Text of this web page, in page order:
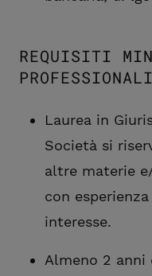
REQUISITI
Laurea in
Società si
altre materie
con
interesse.
Almeno 2 anni